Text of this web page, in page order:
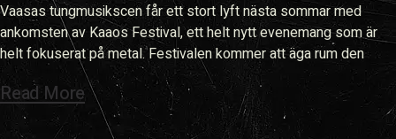
Vaasas tungmusikscen får ett stort lyft nästa sommar med
ankomsten av Kaaos Festival, ett helt nytt evenemang som är
helt fokuserat på metal. Festivalen kommer att äga rum den
Read More